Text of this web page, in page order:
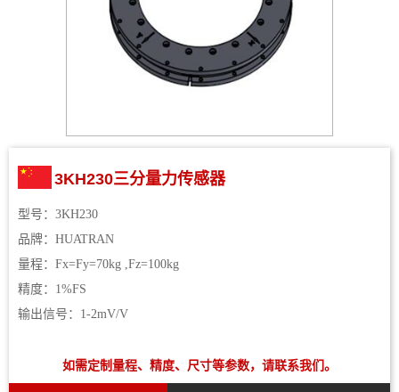
3KH230三分量力传感器
型号：3KH230
品牌：HUATRAN
量程：Fx=Fy=70kg ,Fz=100kg
精度：1%FS
输出信号：1-2mV/V
如需定制量程、精度、尺寸等参数，请联系我们。